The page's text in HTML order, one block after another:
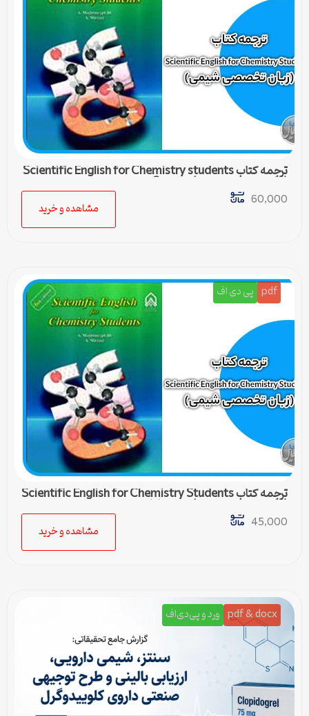
ترجمه کتاب Scientific English for Chemistry students
(زبان تخصصی شیمی) – درس 2
60,000
مشاهده و خرید
pdf پی دی اف
ترجمه کتاب Scientific English for Chemistry Students
(زبان تخصصی شیمی) – درس اول
45,000
مشاهده و خرید
pdf & docx ورد و پی‌دی‌اف